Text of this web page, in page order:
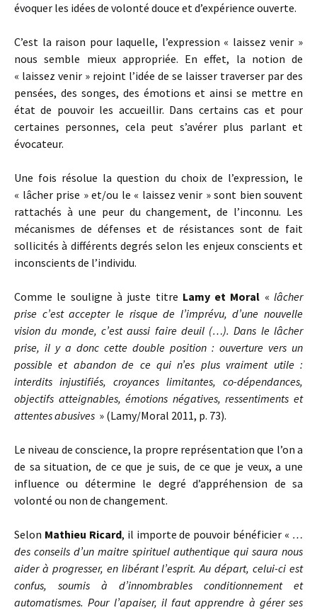
évoquer les idées de volonté douce et d’expérience ouverte.
C’est la raison pour laquelle, l’expression « laissez venir »
nous semble mieux appropriée. En effet, la notion de
« laissez venir » rejoint l’idée de se laisser traverser par des
pensées, des songes, des émotions et ainsi se mettre en
état de pouvoir les accueillir. Dans certains cas et pour
certaines personnes, cela peut s’avérer plus parlant et
évocateur.
Une fois résolue la question du choix de l’expression, le
« lâcher prise » et/ou le « laissez venir » sont bien souvent
rattachés à une peur du changement, de l’inconnu. Les
mécanismes de défenses et de résistances sont de fait
sollicités à différents degrés selon les enjeux conscients et
inconscients de l’individu.
Comme le souligne à juste titre Lamy et Moral «lâcher
prise c’est accepter le risque de l’imprévu, d’une nouvelle
vision du monde, c’est aussi faire deuil (…). Dans le lâcher
prise, il y a donc cette double position : ouverture vers un
possible et abandon de ce qui n’es plus vraiment utile :
interdits injustifiés, croyances limitantes, co-dépendances,
objectifs atteignables, émotions négatives, ressentiments et
attentes abusives » (Lamy/Moral 2011, p. 73).
Le niveau de conscience, la propre représentation que l’on a
de sa situation, de ce que je suis, de ce que je veux, a une
influence ou détermine le degré d’appréhension de sa
volonté ou non de changement.
Selon Mathieu Ricard, il importe de pouvoir bénéficier « …
des conseils d’un maitre spirituel authentique qui saura nous
aider à progresser, en libérant l’esprit. Au départ, celui-ci est
confus, soumis à d’innombrables conditionnement et
automatismes. Pour l’apaiser, il faut apprendre à gérer ses